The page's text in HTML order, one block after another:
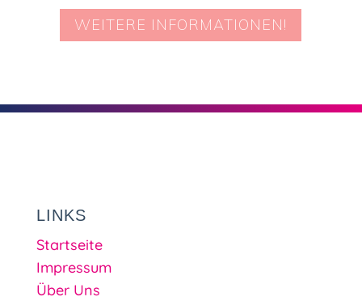
WEITERE INFORMATIONEN!
LINKS
Startseite
Impressum
Über Uns